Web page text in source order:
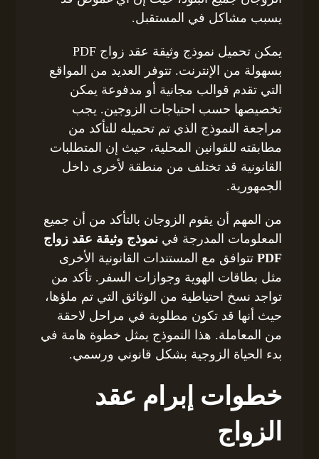
يسبب مشاكل في المستقبل.
يمكن تحميل نموذج وثيقة عقد زواج PDF
بسهولة من الإنترنت. تتوفر العديد من المواقع
التي تقدم قوالب مجانية أو مدفوعة يمكن
تخصيصها حسب احتياجات الزوجين. يجب
مراجعة النموذج الذي تم تحميله للتأكد من
مطابقته للقوانين المحلية، حيث إن المتطلبات
القانونية قد تختلف من منطقة لأخرى داخل
الجمهورية.
من المهم أن يقوم الزوجان بالتأكد من أن جميع
المعلومات المدرجة فينموذج وثيقة عقد زواج
PDF تتوافق مع المستندات القانونية الأخرى
مثل بطاقات الهوية وجوازات السفر. تأكد من
تواجد نسخ احتياطية من الوثائق التي تم ملؤها،
حيث أنها قد تكون مطلوبة في مراحل لاحقة
من المعاملة. هذا النموذج يمثل خطوة هامة في
بدء الحياة الزوجية بشكل قانوني ورسمي.
خطوات إبرام عقد
الزواج